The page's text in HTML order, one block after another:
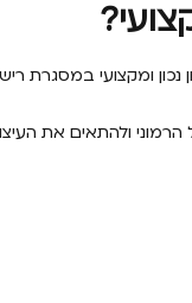
ומקצועי במסגרת
ולהתאים את